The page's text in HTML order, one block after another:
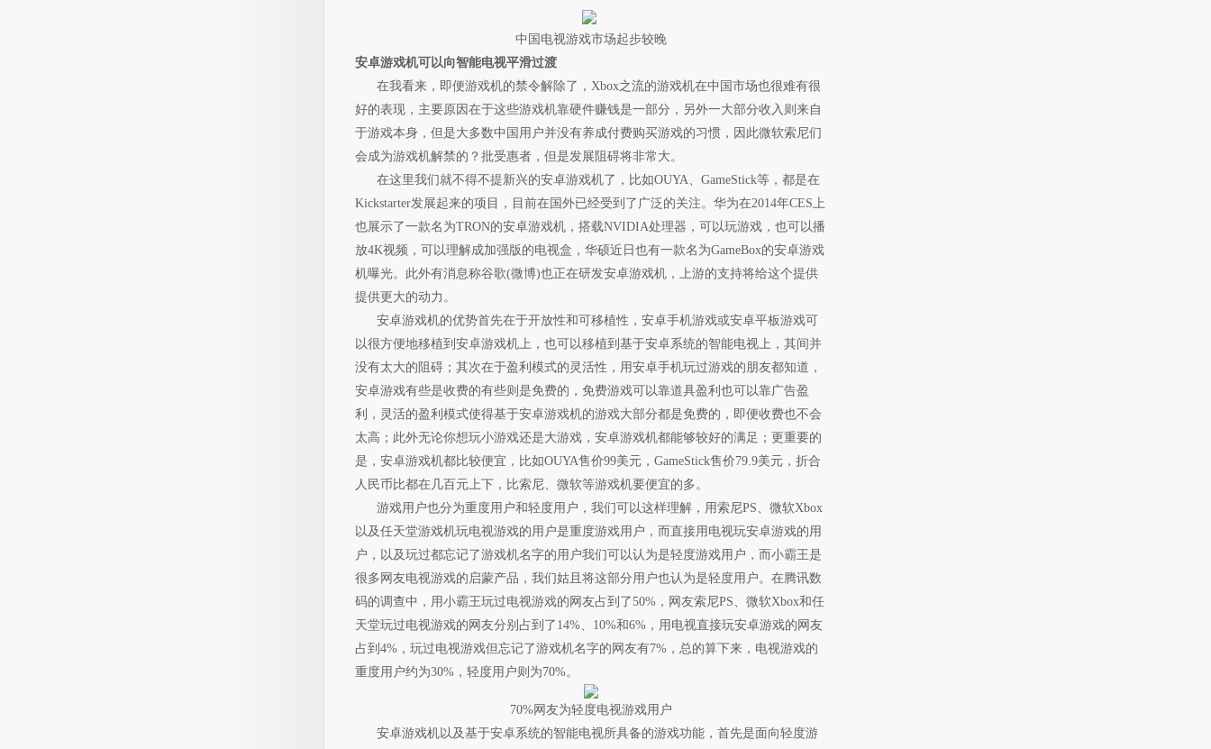
中国电视游戏市场起步较晚
安卓游戏机可以向智能电视平滑过渡
在我看来，即便游戏机的禁令解除了，Xbox之流的游戏机在中国市场也很难有很
好的表现，主要原因在于这些游戏机靠硬件赚钱是一部分，另外一大部分收入则来自
于游戏本身，但是大多数中国用户并没有养成付费购买游戏的习惯，因此微软索尼们
会成为游戏机解禁的？批受惠者，但是发展阻碍将非常大。
在这里我们就不得不提新兴的安卓游戏机了，比如OUYA、GameStick等，都是在
Kickstarter发展起来的项目，目前在国外已经受到了广泛的关注。华为在2014年CES上
也展示了一款名为TRON的安卓游戏机，搭载NVIDIA处理器，可以玩游戏，也可以播
放4K视频，可以理解成加强版的电视盒，华硕近日也有一款名为GameBox的安卓游戏
机曝光。此外有消息称谷歌(微博)也正在研发安卓游戏机，上游的支持将给这个提供
提供更大的动力。
安卓游戏机的优势首先在于开放性和可移植性，安卓手机游戏或安卓平板游戏可
以很方便地移植到安卓游戏机上，也可以移植到基于安卓系统的智能电视上，其间并
没有太大的阻碍；其次在于盈利模式的灵活性，用安卓手机玩过游戏的朋友都知道，
安卓游戏有些是收费的有些则是免费的，免费游戏可以靠道具盈利也可以靠广告盈
利，灵活的盈利模式使得基于安卓游戏机的游戏大部分都是免费的，即便收费也不会
太高；此外无论你想玩小游戏还是大游戏，安卓游戏机都能够较好的满足；更重要的
是，安卓游戏机都比较便宜，比如OUYA售价99美元，GameStick售价79.9美元，折合
人民币比都在几百元上下，比索尼、微软等游戏机要便宜的多。
游戏用户也分为重度用户和轻度用户，我们可以这样理解，用索尼PS、微软Xbox
以及任天堂游戏机玩电视游戏的用户是重度游戏用户，而直接用电视玩安卓游戏的用
户，以及玩过都忘记了游戏机名字的用户我们可以认为是轻度游戏用户，而小霸王是
很多网友电视游戏的启蒙产品，我们姑且将这部分用户也认为是轻度用户。在腾讯数
码的调查中，用小霸王玩过电视游戏的网友占到了50%，网友索尼PS、微软Xbox和任
天堂玩过电视游戏的网友分别占到了14%、10%和6%，用电视直接玩安卓游戏的网友
占到4%，玩过电视游戏但忘记了游戏机名字的网友有7%，总的算下来，电视游戏的
重度用户约为30%，轻度用户则为70%。
70%网友为轻度电视游戏用户
安卓游戏机以及基于安卓系统的智能电视所具备的游戏功能，首先是面向轻度游